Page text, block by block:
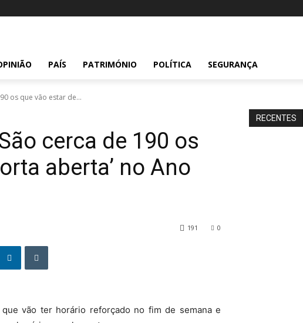
PAÍS PATRIMÓNIO POLÍTICA SEGURANÇA
os que vão estar de...
cerca de 190 os
aberta’ no Ano
0
191
vão ter horário reforçado no fim de semana e
RECENTES